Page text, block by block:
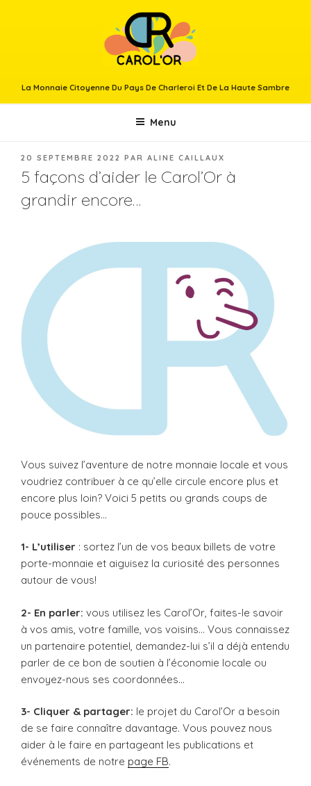
La Monnaie Citoyenne Du Pays De Charleroi Et De La Haute Sambre
Menu
PUBLIÉ
LE
20 SEPTEMBRE 2022 PAR ALINE CAILLAUX
5 façons d’aider le Carol’Or à
grandir encore…
Vous suivez l’aventure de notre monnaie locale et vous
voudriez contribuer à ce qu’elle circule encore plus et
encore plus loin? Voici 5 petits ou grands coups de
pouce possibles…
1- L’utiliser : sortez l’un de vos beaux billets de votre
porte-monnaie et aiguisez la curiosité des personnes
autour de vous!
2- En parler: vous utilisez les Carol’Or, faites-le savoir
à vos amis, votre famille, vos voisins… Vous connaissez
un partenaire potentiel, demandez-lui s’il a déjà entendu
parler de ce bon de soutien à l’économie locale ou
envoyez-nous ses coordonnées…
3- Cliquer & partager: le projet du Carol’Or a besoin
de se faire connaître davantage. Vous pouvez nous
aider à le faire en partageant les publications et
événements de notre page FB.